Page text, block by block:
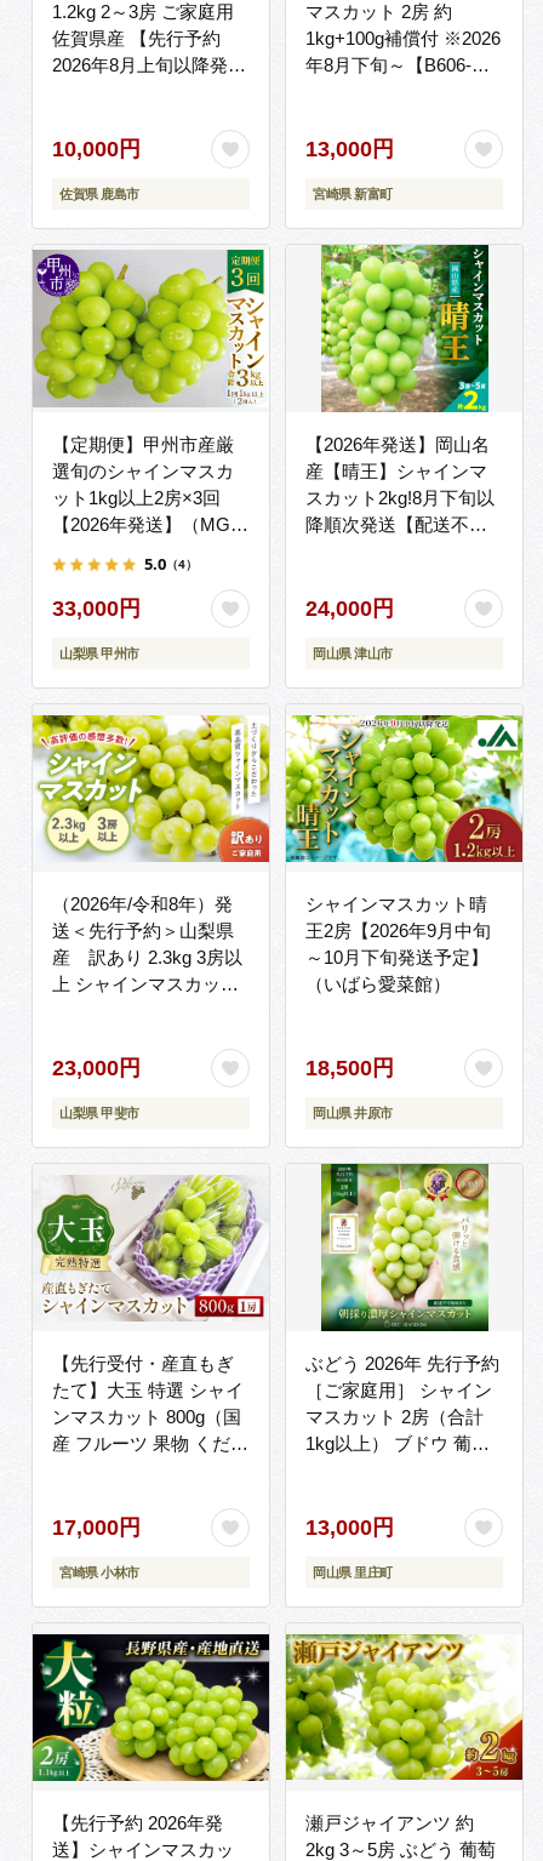
1.2kg 2～3房 ご家庭用
佐賀県産 【先行予約
2026年8月上旬以降発
カット ぶどう 葡萄 ブド
ウ 果物 フルーツ 果実
季節 旬 冷蔵 期間限定
国産 佐賀県 鹿島市 人気
ランキング フルーツ お
すすめ B-658
10,000円
佐賀県 鹿島市
マスカット 2房 約
1kg+100g補償付 ※2026
年8月下旬～【B606-
13,000円
宮崎県 新富町
【定期便】甲州市産厳
選旬のシャインマスカ
ット1kg以上2房×3回
【2026年発送】（MG）
5.0 （4）
33,000円
山梨県 甲州市
【2026年発送】岡山名
産【晴王】シャインマ
スカット2kg!8月下旬以
降順次発送【配送不可
24,000円
岡山県 津山市
（2026年/令和8年）発
送＜先行予約＞山梨県
産 訳あり 2.3kg 3房以
上 シャインマスカット
ト お取り寄せ フルーツ
果物 くだもの ぶどう ブ
ドウ 葡萄 わけあり ワケ
アリ 新鮮 甘い 皮ごと
甲斐市
23,000円
山梨県 甲斐市
シャインマスカット晴
王2房【2026年9月中旬
～10月下旬発送予定】
（いばら愛菜館）
18,500円
岡山県 井原市
【先行受付・産直もぎ
たて】大玉 特選 シャイ
ンマスカット 800g（国
産 フルーツ 果物 くだも
限定）
17,000円
宮崎県 小林市
ぶどう 2026年 先行予約
［ご家庭用］ シャイン
マスカット 2房（合計
1kg以上） ブドウ 葡萄
ぶどう家 果物類
13,000円
岡山県 里庄町
【先行予約 2026年発
送】シャインマスカッ
瀬戸ジャイアンツ 約
2kg 3～5房 ぶどう 葡萄